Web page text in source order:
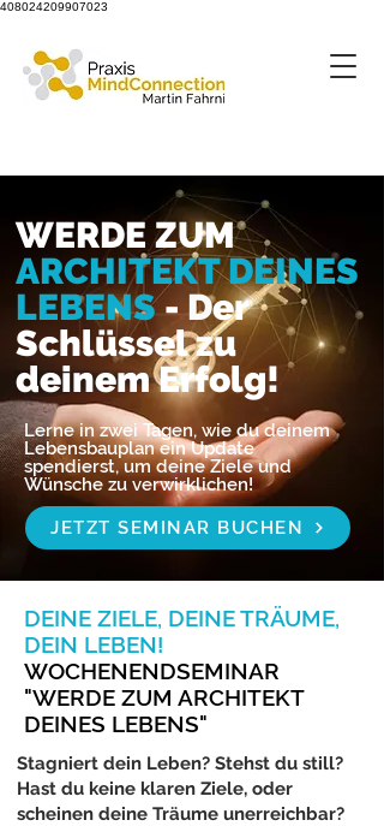
408024209907023
WERDE ZUM
ARCHITEKT DEINES
LEBENS- Der
Schlüssel zu
deinem Erfolg!
Lerne in zwei Tagen, wie du deinem
Lebensbauplan ein Update
spendierst, um deine Ziele und
Wünsche zu verwirklichen!
JETZT SEMINAR BUCHEN
DEINE ZIELE, DEINE TRÄUME,
DEIN LEBEN!
WOCHENENDSEMINAR
"WERDE ZUM ARCHITEKT
DEINES LEBENS"
Stagniert dein Leben? Stehst du still?
Hast du keine klaren Ziele, oder
scheinen deine Träume unerreichbar?